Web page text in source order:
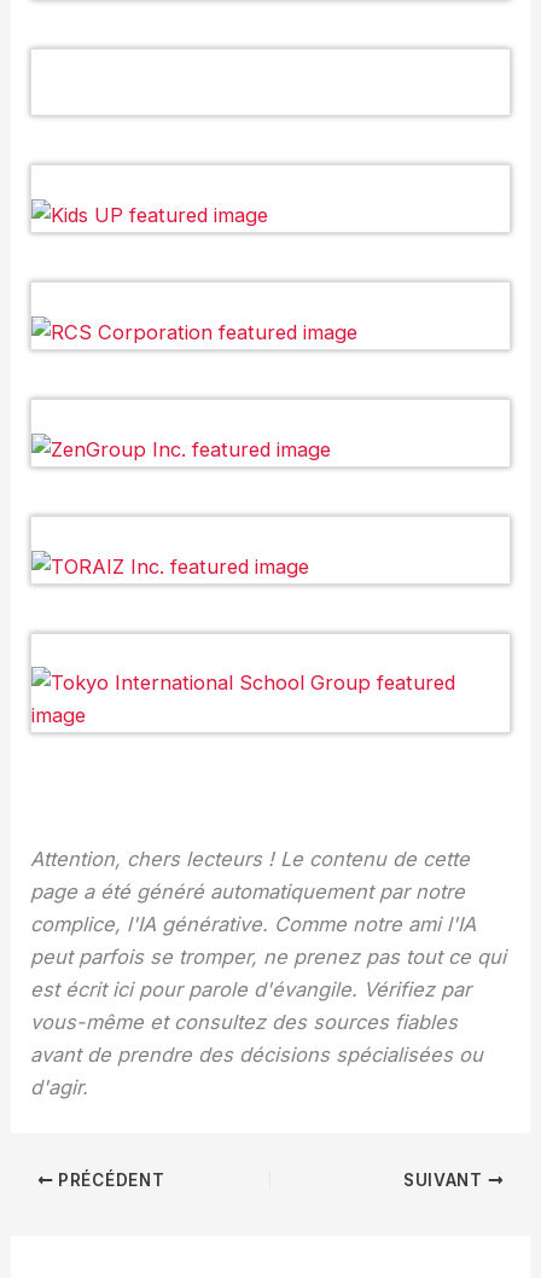
Attention, chers lecteurs ! Le contenu de cette
page a été généré automatiquement par notre
complice, l'IA générative. Comme notre ami l'IA
peut parfois se tromper, ne prenez pas tout ce qui
est écrit ici pour parole d'évangile. Vérifiez par
vous-même et consultez des sources fiables
avant de prendre des décisions spécialisées ou
d'agir.
PRÉCÉDENT SUIVANT